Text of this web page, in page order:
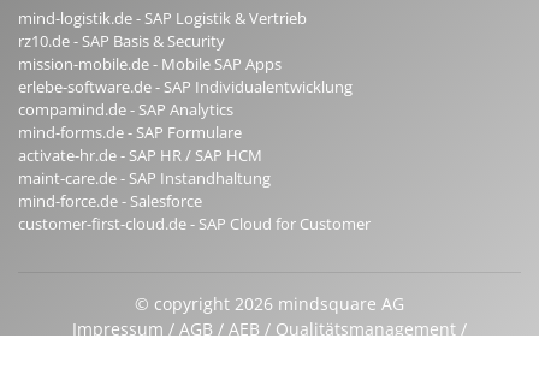
mind-logistik.de - SAP Logistik & Vertrieb
rz10.de - SAP Basis & Security
mission-mobile.de - Mobile SAP Apps
erlebe-software.de - SAP Individualentwicklung
compamind.de - SAP Analytics
mind-forms.de - SAP Formulare
activate-hr.de - SAP HR / SAP HCM
maint-care.de - SAP Instandhaltung
mind-force.de - Salesforce
customer-first-cloud.de - SAP Cloud for Customer
© copyright 2026 mindsquare AG
Impressum
AGB AEB
Qualitätsmanagement